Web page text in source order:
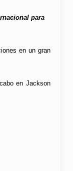
para
en un gran
en Jackson